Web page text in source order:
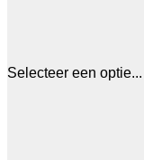
Selecteer een optie...